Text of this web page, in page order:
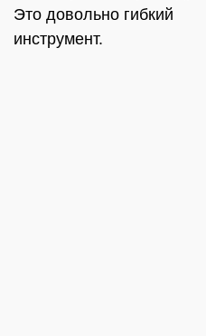
Это довольно гибкий
инструмент.